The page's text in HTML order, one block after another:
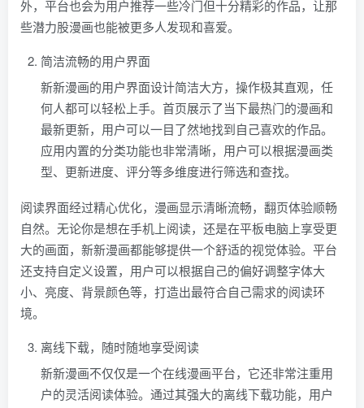
外，平台也会为用户推荐一些冷门但十分精彩的作品，让那
些潜力股漫画也能被更多人发现和喜爱。
简洁流畅的用户界面
新新漫画的用户界面设计简洁大方，操作极其直观，任
何人都可以轻松上手。首页展示了当下最热门的漫画和
最新更新，用户可以一目了然地找到自己喜欢的作品。
应用内置的分类功能也非常清晰，用户可以根据漫画类
型、更新进度、评分等多维度进行筛选和查找。
阅读界面经过精心优化，漫画显示清晰流畅，翻页体验顺畅
自然。无论你是想在手机上阅读，还是在平板电脑上享受更
大的画面，新新漫画都能够提供一个舒适的视觉体验。平台
还支持自定义设置，用户可以根据自己的偏好调整字体大
小、亮度、背景颜色等，打造出最符合自己需求的阅读环
境。
离线下载，随时随地享受阅读
新新漫画不仅仅是一个在线漫画平台，它还非常注重用
户的灵活阅读体验。通过其强大的离线下载功能，用户